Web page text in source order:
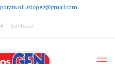
Contacto